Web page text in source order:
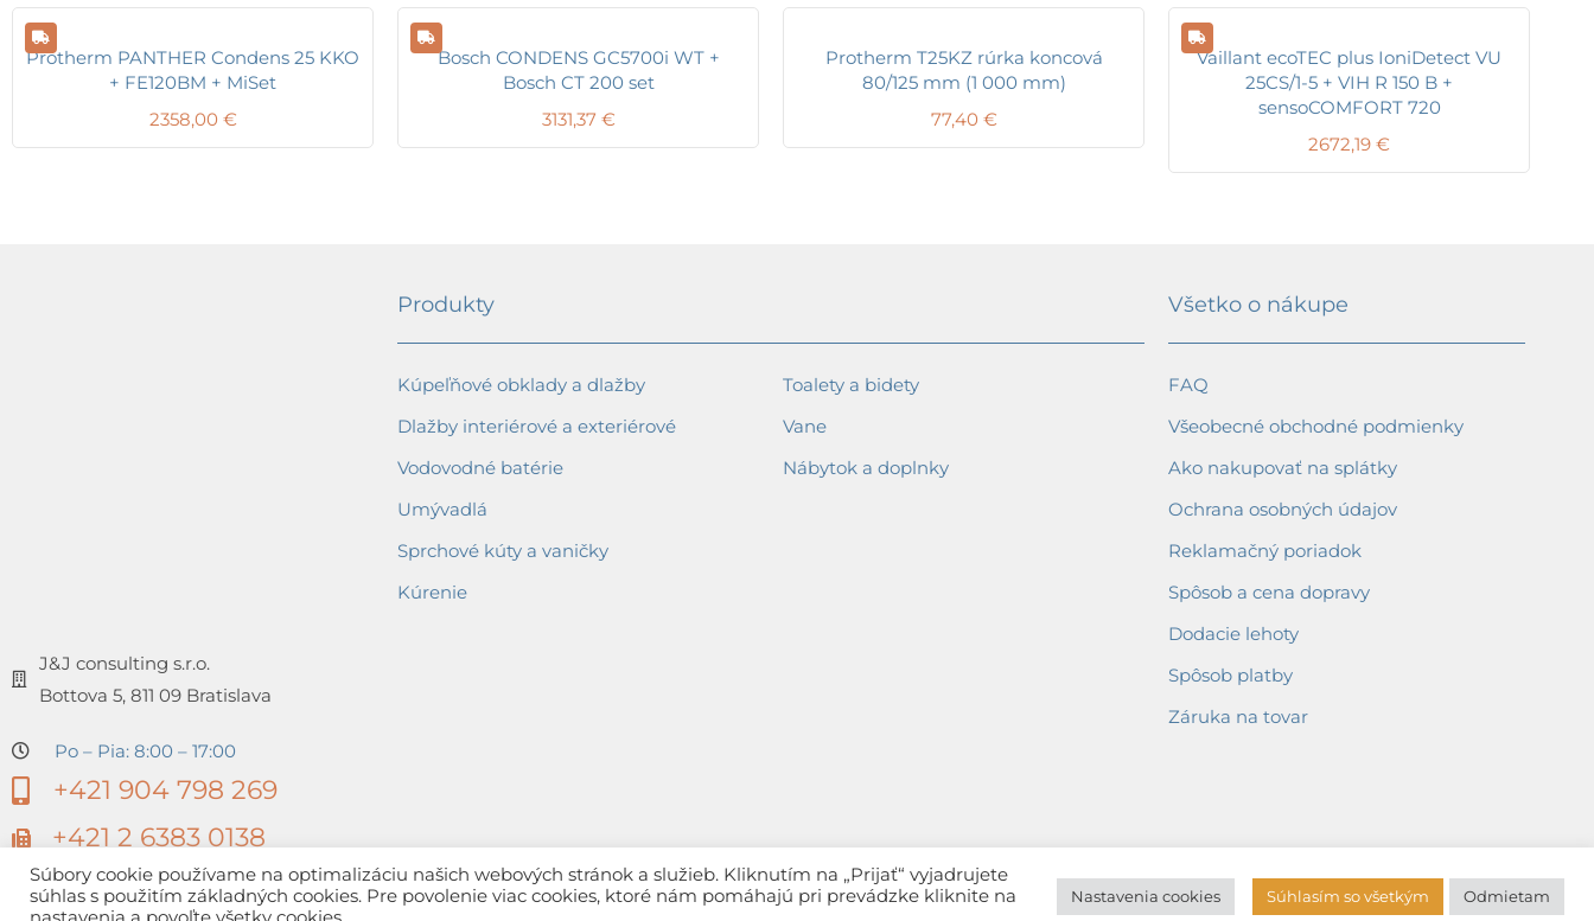
Protherm PANTHER Condens 25 KKO
+ FE120BM + MiSet
2358,00 €
Bosch CONDENS GC5700i WT +
Bosch CT 200 set
3131,37 €
Protherm T25KZ rúrka koncová
80/125 mm (1 000 mm)
77,40 €
Vaillant ecoTEC plus IoniDetect VU
25CS/1-5 + VIH R 150 B +
sensoCOMFORT 720
2672,19 €
J&J consulting s.r.o.
Bottova 5, 811 09 Bratislava
Po – Pia: 8:00 – 17:00
+421 904 798 269
+421 2 6383 0138
Produkty
Kúpeľňové obklady a dlažby
Dlažby interiérové a exteriérové
Vodovodné batérie
Umývadlá
Sprchové kúty a vaničky
Kúrenie
Toalety a bidety
Vane
Nábytok a doplnky
Všetko o nákupe
FAQ
Všeobecné obchodné podmienky
Ako nakupovať na splátky
Ochrana osobných údajov
Reklamačný poriadok
Spôsob a cena dopravy
Dodacie lehoty
Spôsob platby
Záruka na tovar
Súbory cookie používame na optimalizáciu našich webových stránok a služieb. Kliknutím na „Prijať“ vyjadrujete
súhlas s použitím základných cookies. Pre povolenie viac cookies, ktoré nám pomáhajú pri prevádzke kliknite na
Nastavenia cookies Súhlasím so všetkým Odmietam